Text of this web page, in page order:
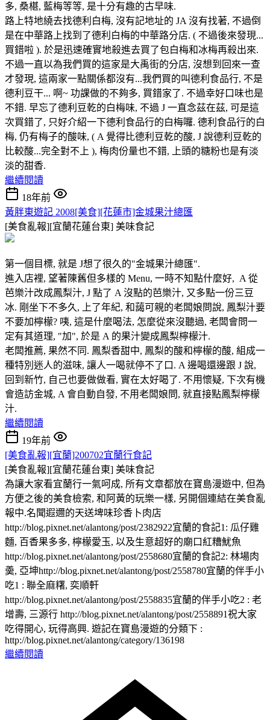
多, 桑椹, 藍梅等等, 是十分有趣的古早味.
路上特地繞去找德利白梅, 沒有記地址的 JA 沒有找著, 不過倒
是在中華路上找到了德利白梅的中華路分店. ( 不過後來發現...
買錯啦 ). 於是迅速確實地殺進去買了包白梅和冰梅再殺出來.
不過一直以為我們買的這家是大禹街的分店, 沒想到回來一查
才發現, 這兩家一點關係都沒有...我們買的叫德利食品行, 不是
德利豆干... 啊~ 功課做的不夠多, 買錯家了. 不過幸好口味也是
不錯. 早忘了德利豆乾的白梅味, 不過 J 一直念茲在茲, 可是這
次買錯了, 只好介紹一下德利食品行的白梅囉. 德利食品行的白
梅, 仍有梅子的酸味, ( A 覺得比德利豆乾的酸, J 說德利豆乾的
比較酸...完全對不上 ), 梅肉份量也不錯, 上頭的糖粉也是有淡
淡的甜香.
繼續閱讀
18年前
黃胖東遊記 2008[美食][花蓮市]金城果汁總匯
[美食亂報][宜蘭花蓮台東] 美味食記
第一個目標, 就是 J想了很久的"金城果汁總匯".
進入店裡, 望著陳舊但多樣的 Menu, 一時不知點什麼好, A 從
芭樂汁改成鳳梨汁, J 點了 A 沒點的芭樂汁, 又多點一份三豆
冰. 剛坐下不多久, 上了年紀, 和藹可親的老闆娘問說, 鳳梨汁要
不要加檸檬? 咦, 這是什麼喝法, 怎麼從來沒聽過, 老闆會問一
定有其道理, "加", 於是 A 的果汁變成鳳梨檸檬汁.
老闆推薦, 果然不同. 鳳梨香甜中, 鳳梨的酸和檸檬的酸, 組成一
種特別迷人的滋味, 讓人一喝就停不了口. A 邊喝還邊跟 J 說,
回到新竹, 自己也要做做看, 實在太好喝了. 不用懷疑, 下次有機
會造訪金城, A 會自動自發, 不用老闆娘問, 就直接點鳳梨檸檬
汁.
繼續閱讀
19年前
[美食亂報][宜蘭]200702宜蘭行食記
[美食亂報][宜蘭花蓮台東] 美味食記
為讓大家看宜蘭行一氣呵成, 所有文章都放在寶島漫遊中, 但為
方便之後的美食檢索, 和阿黃的玩樂一樣, 另開個連結在美食亂
報中.名聞遐邇的天送埤味珍香卜肉店
http://blog.pixnet.net/alantong/post/2382922宜蘭的食記1: 瓜仔雞
麵, 百香果多多, 檸檬愛玉, 以及生意超好的廟口紅糟魷魚
http://blog.pixnet.net/alantong/post/2558680宜蘭的食記2: 林場肉
羮, 亞坤http://blog.pixnet.net/alantong/post/2558780宜蘭的伴手小
吃1 : 聯全麻糬, 奕順軒
http://blog.pixnet.net/alantong/post/2558835宜蘭的伴手小吃2 : 老
增壽, 三源行 http://blog.pixnet.net/alantong/post/2558891祝大家
吃得開心, 玩得高興. 遊記在寶島漫遊的分類下 :
http://blog.pixnet.net/alantong/category/136198
繼續閱讀